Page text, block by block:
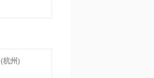
(杭州)